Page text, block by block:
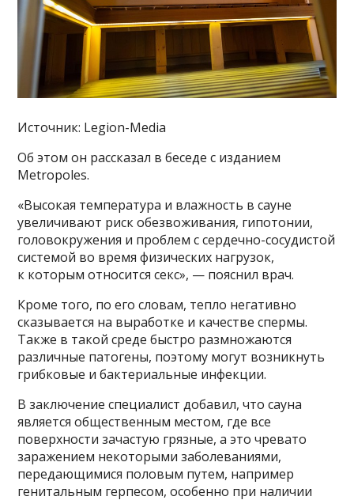
Источник: Legion-Media
Об этом он рассказал в беседе с изданием
Metropoles.
«Высокая температура и влажность в сауне
увеличивают риск обезвоживания, гипотонии,
головокружения и проблем с сердечно-сосудистой
системой во время физических нагрузок,
к которым относится секс», — пояснил врач.
Кроме того, по его словам, тепло негативно
сказывается на выработке и качестве спермы.
Также в такой среде быстро размножаются
различные патогены, поэтому могут возникнуть
грибковые и бактериальные инфекции.
В заключение специалист добавил, что сауна
является общественным местом, где все
поверхности зачастую грязные, а это чревато
заражением некоторыми заболеваниями,
передающимися половым путем, например
генитальным герпесом, особенно при наличии